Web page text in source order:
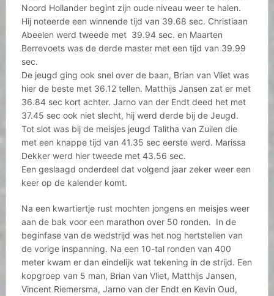
Noord Hollander begint zijn oude niveau weer te halen.
Hij noteerde een winnende tijd van 39.68 sec. Christiaan
Abeelen werd tweede met 39.94 sec. en Maarten
Berrevoets was de derde master met een tijd van 39.99
sec.
De jeugd ging ook snel over de baan, Brian van Vliet was
hier de beste met 36.12 tellen. Matthijs Jansen zat er met
36.84 sec kort achter. Jarno van der Endt deed het met
37.45 sec ook niet slecht, hij werd derde bij de Jeugd.
Tot slot was bij de meisjes jeugd Talitha van Zuilen die
met een knappe tijd van 41.35 sec eerste werd. Marissa
Dekker werd hier tweede met 43.56 sec.
Een geslaagd onderdeel dat volgend jaar zeker weer een
keer op de kalender komt.
Na een kwartiertje rust mochten jongens en meisjes weer
aan de bak voor een marathon over 50 ronden. In de
beginfase van de wedstrijd was het nog hertstellen van
de vorige inspanning. Na een 10-tal ronden van 400
meter kwam er dan eindelijk wat tekening in de strijd. Een
kopgroep van 5 man, Brian van Vliet, Matthijs Jansen,
Vincent Riemersma, Jarno van der Endt en Kevin Oud,